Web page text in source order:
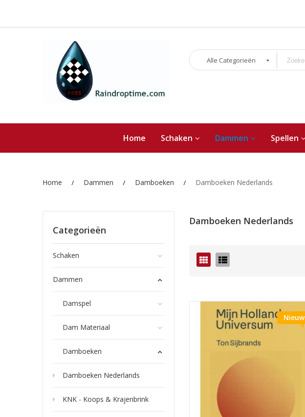
Alle Categorieën
Home Schaken Dammen Spellen
Home Dammen Damboeken Damboeken Nederlands
Damboeken Nederlands
Foto-Lijst
Nieuw
Categorieën
Schaken
Dammen
Damspel
Dam Materiaal
Damboeken
Damboeken Nederlands
KNK - Koops & Krajenbrink